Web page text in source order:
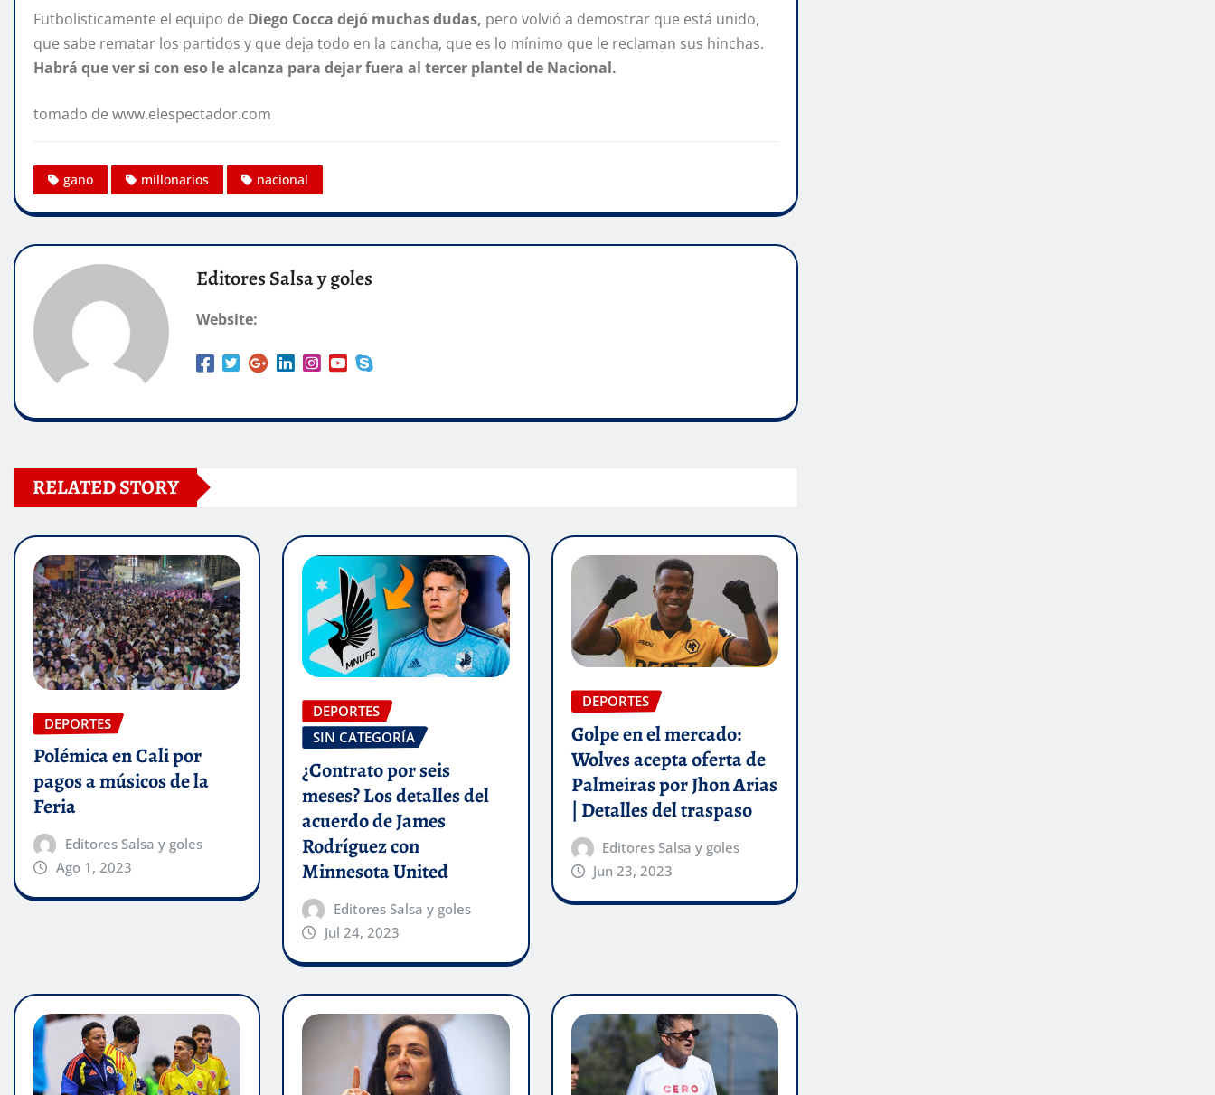
Futbolisticamente el equipo de Diego Cocca dejó muchas dudas, pero volvió a demostrar que está unido,
que sabe rematar los partidos y que deja todo en la cancha, que es lo mínimo que le reclaman sus hinchas.
Habrá que ver si con eso le alcanza para dejar fuera al tercer plantel de Nacional.
tomado de www.elespectador.com
gano millonarios nacional
Editores Salsa y goles
Website:
RELATED STORY
DEPORTES
Polémica en Cali por
pagos a músicos de la
Feria
Editores Salsa y goles
Ago 1, 2023
DEPORTES
SIN CATEGORÍA
¿Contrato por seis
meses? Los detalles del
acuerdo de James
Rodríguez con
Minnesota United
Editores Salsa y goles
Jul 24, 2023
DEPORTES
Golpe en el mercado:
Wolves acepta oferta de
Palmeiras por Jhon Arias
| Detalles del traspaso
Editores Salsa y goles
Jun 23, 2023